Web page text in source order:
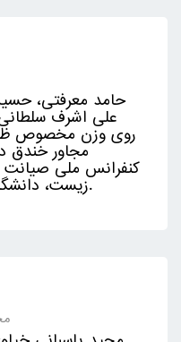
حامد معرفتی،
روی وزن مخصوص
مجاور خندق
کنفرانس ملی صیانت
زیست، دانشگاه محقق اردبیلی، اردبیل.